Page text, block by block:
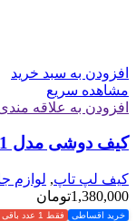
افزودن به سبد خرید
مشاهده سریع
افزودن به علاقه
کیف دوشی مدل 7011 (1310)
کیف لپ تاپ, لوازم
1,380,000تومان
خرید اقساطی فقط 1 عدد باقی مانده!